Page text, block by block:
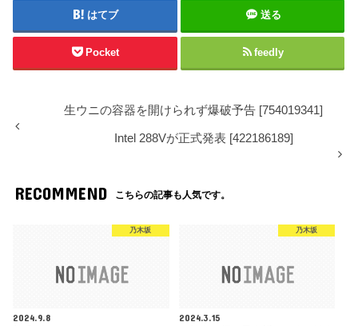
はてブ 送る
Pocket feedly
生ウニの容器を開けられず爆破予告 [754019341]
Intel 288Vが正式発表 [422186189]
RECOMMEND こちらの記事も人気です。
乃木坂
2024.9.8
乃木坂
2024.3.15